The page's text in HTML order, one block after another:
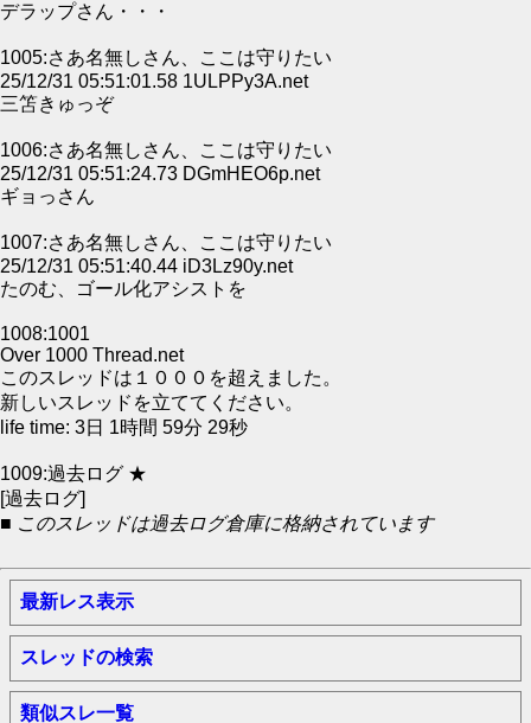
デラップさん・・・
1005:さあ名無しさん、ここは守りたい
25/12/31 05:51:01.58 1ULPPy3A.net
三笘きゅっぞ
1006:さあ名無しさん、ここは守りたい
25/12/31 05:51:24.73 DGmHEO6p.net
ギョっさん
1007:さあ名無しさん、ここは守りたい
25/12/31 05:51:40.44 iD3Lz90y.net
たのむ、ゴール化アシストを
1008:1001
Over 1000 Thread.net
このスレッドは１０００を超えました。
新しいスレッドを立ててください。
life time: 3日 1時間 59分 29秒
1009:過去ログ ★
[過去ログ]
■ このスレッドは過去ログ倉庫に格納されています
最新レス表示
スレッドの検索
類似スレ一覧